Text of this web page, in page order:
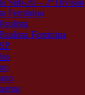
Feminino
Feminina